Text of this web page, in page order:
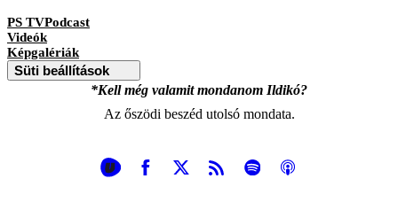
PS TVPodcast
Videók
Képgalériák
Süti beállítások
*Kell még valamit mondanom Ildikó?
Az őszödi beszéd utolsó mondata.